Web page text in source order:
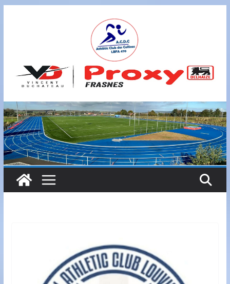
A
S
B
,
L
B
F
A
7